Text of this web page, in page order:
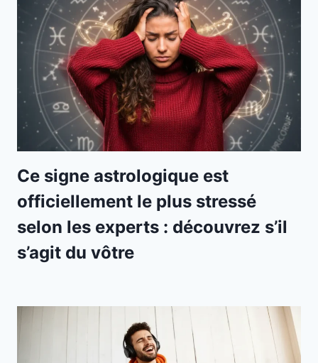
Ce signe astrologique est
officiellement le plus stressé
selon les experts : découvrez s’il
s’agit du vôtre